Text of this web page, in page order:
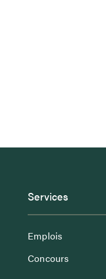
Services
Emplois
Concours